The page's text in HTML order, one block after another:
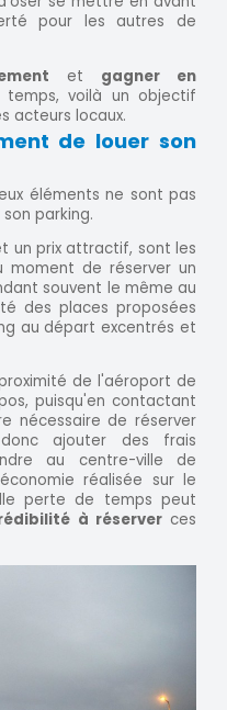
pour les autres de
et gagner en
voilà un objectif
acteurs locaux.
de louer son
éléments ne sont pas
parking.
un prix attractif, sont les
moment de réserver un
souvent le même au
des places proposées
au départ excentrés et
de l'aéroport de
puisqu'en contactant
nécessaire de réserver
ajouter des frais
au centre-ville de
réalisée sur le
perte de temps peut
à réserverces